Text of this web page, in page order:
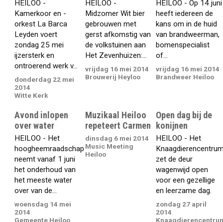
HEILOO -
Kamerkoor en -
orkest La Barca
Leyden voert
zondag 25 mei
ijzersterk en
ontroerend werk v...
donderdag 22 mei
2014
Witte Kerk
HEILOO -
Midzomer Wit bier
gebrouwen met
gerst afkomstig van
de volkstuinen aan
Het Zevenhuizen:...
vrijdag 16 mei 2014
Brouwerij Heyloo
HEILOO - Op 14 juni
heeft iedereen de
kans om in de huid
van brandweerman,
bomenspecialist
of...
vrijdag 16 mei 2014
Brandweer Heiloo
Avond inlopen
over water
HEILOO - Het
hoogheemraadschap
neemt vanaf 1 juni
het onderhoud van
het meeste water
over van de...
woensdag 14 mei
2014
Gemeente Heiloo
Muzikaal Heiloo
repeteert Carmen
dinsdag 6 mei 2014
Music Meeting
Heiloo
Open dag bij de
konijnen
HEILOO - Het
zet de deur
wagenwijd open
voor een gezellige
en leerzame dag.
zondag 27 april
2014